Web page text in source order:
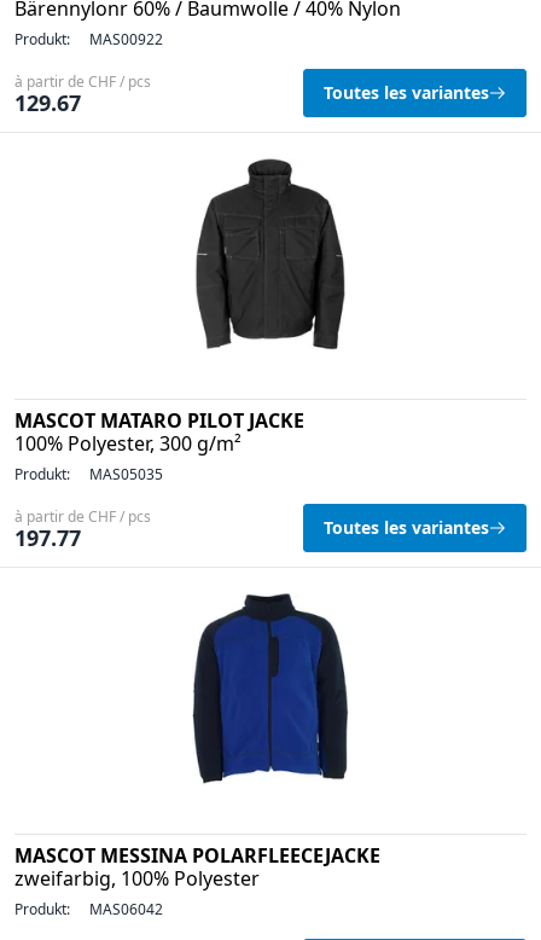
Bärennylonr 60% / Baumwolle / 40% Nylon
Produkt: MAS00922
à partir de CHF / pcs
129.67 Toutes les variantes
MASCOT MATARO PILOT JACKE
100% Polyester, 300 g/m²
Produkt: MAS05035
à partir de CHF / pcs
197.77 Toutes les variantes
MASCOT MESSINA POLARFLEECEJACKE
zweifarbig, 100% Polyester
Produkt: MAS06042